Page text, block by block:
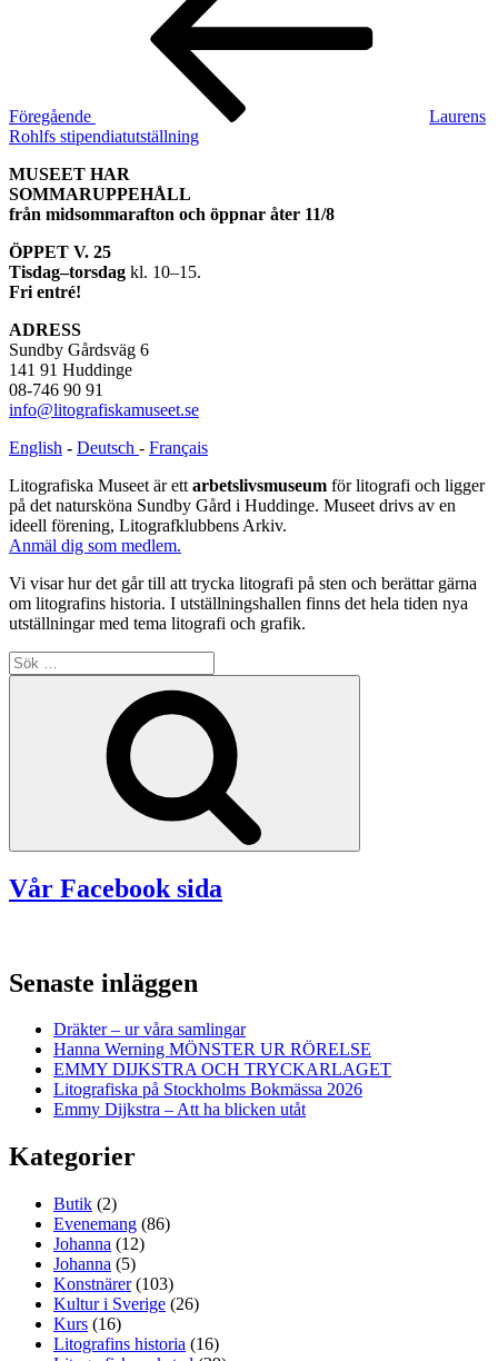
Föregående
Laurens
Rohlfs stipendiatutställning
MUSEET HAR
SOMMARUPPEHÅLL
från midsommarafton och öppnar åter 11/8
ÖPPET V. 25
Tisdag–torsdag kl. 10–15.
Fri entré!
ADRESS
Sundby Gårdsväg 6
141 91 Huddinge
08-746 90 91
info@litografiskamuseet.se
English - Deutsch - Français
Litografiska Museet är ett arbetslivsmuseum för litografi och ligger
på det natursköna Sundby Gård i Huddinge. Museet drivs av en
ideell förening, Litografklubbens Arkiv.
Anmäl dig som medlem.
Vi visar hur det går till att trycka litografi på sten och berättar gärna
om litografins historia. I utställningshallen finns det hela tiden nya
utställningar med tema litografi och grafik.
Sök
efter:
Vår Facebook sida
Senaste inläggen
Dräkter – ur våra samlingar
Hanna Werning MÖNSTER UR RÖRELSE
EMMY DIJKSTRA OCH TRYCKARLAGET
Litografiska på Stockholms Bokmässa 2026
Emmy Dijkstra – Att ha blicken utåt
Kategorier
Butik (2)
Evenemang (86)
Johanna (12)
Johanna (5)
Konstnärer(103)
Kultur i Sverige (26)
Kurs (16)
Litografins historia (16)